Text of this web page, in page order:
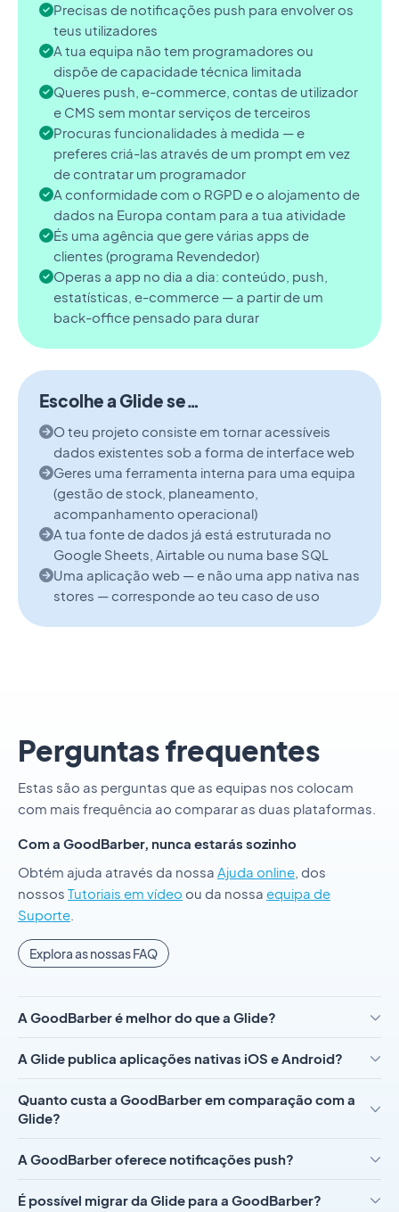
Precisas de notificações push para envolver os
teus utilizadores
A tua equipa não tem programadores ou
dispõe de capacidade técnica limitada
Queres push, e-commerce, contas de utilizador
e CMS sem montar serviços de terceiros
Procuras funcionalidades à medida — e
preferes criá-las através de um prompt em vez
de contratar um programador
A conformidade com o RGPD e o alojamento de
dados na Europa contam para a tua atividade
És uma agência que gere várias apps de
clientes (programa Revendedor)
Operas a app no dia a dia: conteúdo, push,
estatísticas, e-commerce — a partir de um
back-office pensado para durar
Escolhe a Glide se…
O teu projeto consiste em tornar acessíveis
dados existentes sob a forma de interface web
Geres uma ferramenta interna para uma equipa
(gestão de stock, planeamento,
acompanhamento operacional)
A tua fonte de dados já está estruturada no
Google Sheets, Airtable ou numa base SQL
Uma aplicação web — e não uma app nativa nas
stores — corresponde ao teu caso de uso
Perguntas frequentes
Estas são as perguntas que as equipas nos colocam
com mais frequência ao comparar as duas plataformas.
Com a GoodBarber, nunca estarás sozinho
Obtém ajuda através da nossa Ajuda online , dos
nossos Tutoriais em vídeo ou da nossa equipa de
Suporte
Explora as nossas FAQ
A GoodBarber é melhor do que a Glide?
A Glide publica aplicações nativas iOS e Android?
Quanto custa a GoodBarber em comparação com a
Glide?
A GoodBarber oferece notificações push?
É possível migrar da Glide para a GoodBarber?